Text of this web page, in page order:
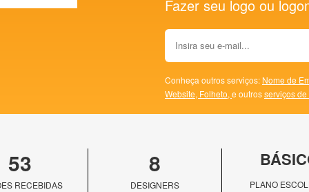
Fazer seu logo ou
Conheça outros serviços: Nome de
Website, Folheto, e outrosserviços
53
RECEBIDAS
8
DESIGNERS
PLANO